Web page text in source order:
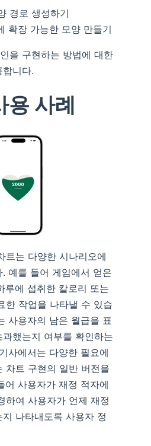
경로 생성하기
확장 가능한 모양 만들기
을 구현하는 방법에 대한
니다.
용 사례
트는 다양한 시나리오에
예를 들어 게임에서 얻은
루에 섭취한 칼로리 또는
한 작업을 나타낼 수 있습
사용자의 남은 월급을 표
했는지 여부를 확인하는
사에서는 다양한 필요에
차트 구현의 일반 버전을
어 사용자가 재정 적자에
하여 사용자가 언제 재정
나타내도록 사용자 정